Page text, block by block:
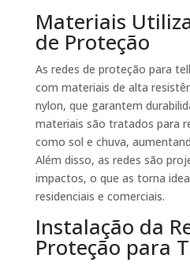
Materiais
de Proteção
As redes de proteção para
com materiais de alta
nylon, que garantem
materiais são tratados para
como sol e chuva,
Além disso, as redes são
impactos, o que as torna
residenciais e comerciais.
Instalação da
Proteção para